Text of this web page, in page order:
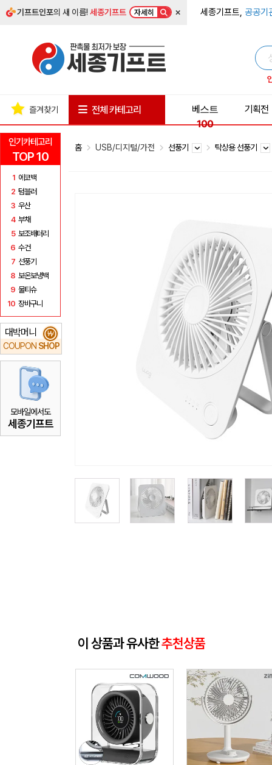
기프트인포의 새 이름!세종기프트 자세히 × 세종기프트, 공공기
인기카테고리
TOP 10
1 에코백
2 텀블러
3 우산
4 부채
5 보조배터리
6 수건
7 선풍기
8 보온보냉백
9 물티슈
10 장바구니
대박머니
COUPON SHOP
₩
모바일에서도
세종기프트
즐겨찾기 전체 카테고리
베스트
100
기획전
홈 USB/디지털/가전 선풍기 탁상용 선풍기
이 상품과 유사한추천상품